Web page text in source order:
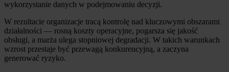
wykorzystanie danych w podejmowaniu decyzji.
W rezultacie organizacje tracą kontrolę nad kluczowymi obszarami
działalności — rosną koszty operacyjne, pogarsza się jakość
obsługi, a marża ulega stopniowej degradacji. W takich warunkach
wzrost przestaje być przewagą konkurencyjną, a zaczyna
generować ryzyko.